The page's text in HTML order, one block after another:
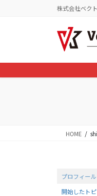
に
移
ョ
ン
株式会社ベク
HOME
プロフィール
開始したト